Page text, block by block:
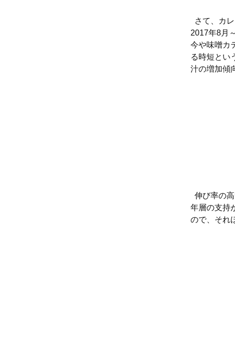
さて、カ
2017年8月
今や味噌カ
る時短とい
汁の増加傾
伸び率の
年層の支持
ので、それ